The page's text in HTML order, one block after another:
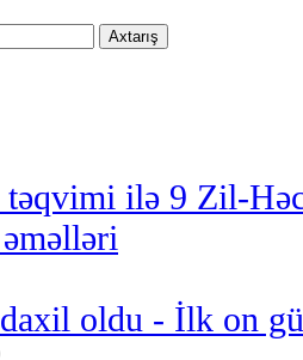
Axtarış
təqvimi ilə 9 Zil-
oldu - İlk on